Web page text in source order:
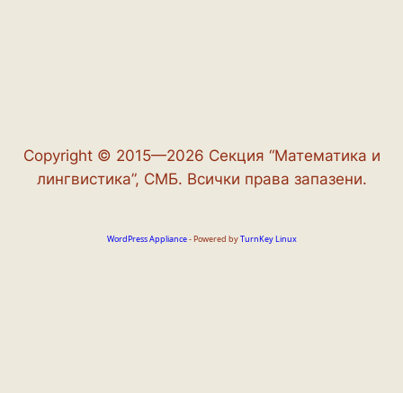
Copyright © 2015—2026 Секция “Математика и
лингвистика”, СМБ. Всички права запазени.
WordPress Appliance- Powered byTurnKey Linux